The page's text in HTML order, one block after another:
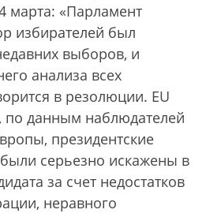
марта: «Парламент
избирателей был
выборов, и
анализа всех
в резолюции. EU
по данным наблюдателей
президентские
серьезно искажены в
за счет недостатков
неравного